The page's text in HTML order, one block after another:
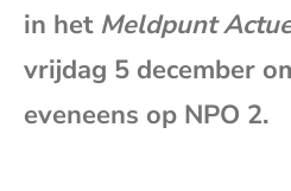
in het Meldpunt
vrijdag 5 december
eveneens op NPO 2.